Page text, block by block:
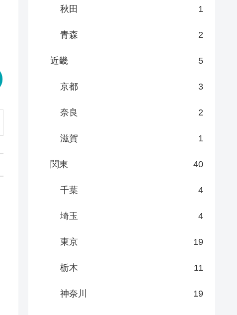
秋田 1
青森 2
近畿 5
京都 3
奈良 2
滋賀 1
関東 40
千葉 4
埼玉 4
東京 19
栃木 11
神奈川 19